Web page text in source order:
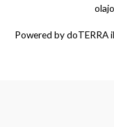
Powered bydoTERRA